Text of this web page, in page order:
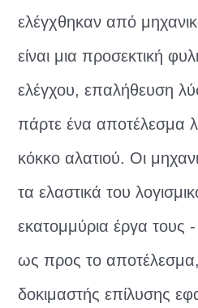
ελέγχθηκαν από
είναι μια προσεκτική
ελέγχου, επαλήθευση
πάρτε ένα αποτέλεσμα
κόκκο αλατιού. Οι
τα ελαστικά του
εκατομμύρια έργα τους
ως προς το
δοκιμαστής επίλυσης